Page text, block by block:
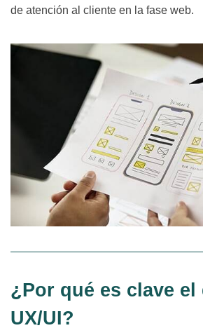
de atención al cliente en la fase web.
¿Por qué es clave el
UX/UI?